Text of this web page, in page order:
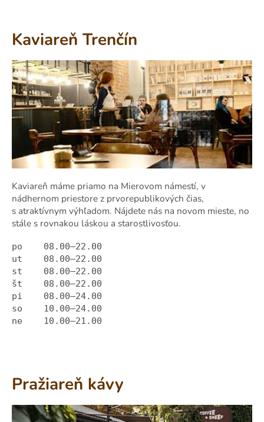
Kaviareň Trenčín
Kaviareň máme priamo na Mierovom námestí, v
nádhernom priestore z prvorepublikových čias,
s atraktívnym výhľadom. Nájdete nás na novom mieste, no
stále s rovnakou láskou a starostlivosťou.
po 08.00—22.00
ut 08.00—22.00
st 08.00—22.00
št 08.00—22.00
pi 08.00—24.00
so 10.00—24.00
ne 10.00—21.00
Pražiareň kávy